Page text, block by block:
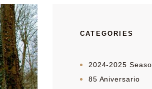
CATEGORIES
2024-2025
85 Aniversario